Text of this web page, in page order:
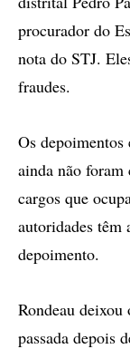
procurador do
nota do STJ.
fraudes.
Os depoimentos
ainda não
cargos que
autoridades têm
depoimento.
Rondeau
passada depois